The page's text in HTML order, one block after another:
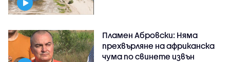
Пламен Абровски: Няма
прехвърляне на африканска
чума по свинете извън